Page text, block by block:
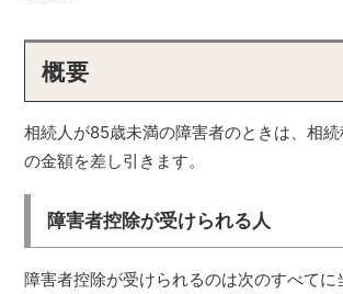
概要
相続人が85歳未満の障害者のときは、相
の金額を差し引きます。
障害者控除が受けられる人
障害者控除が受けられるのは次のすべてに